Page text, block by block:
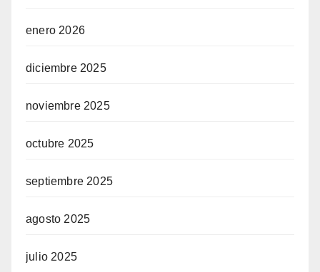
enero 2026
diciembre 2025
noviembre 2025
octubre 2025
septiembre 2025
agosto 2025
julio 2025